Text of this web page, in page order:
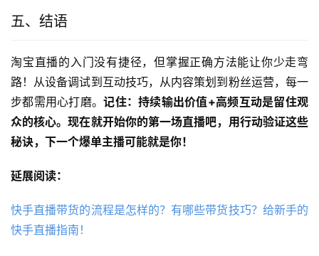
五、结语
淘宝直播的入门没有捷径，但掌握正确方法能让你少走弯
路！从设备调试到互动技巧，从内容策划到粉丝运营，每一
步都需用心打磨。记住：持续输出价值+高频互动是留住观
众的核心。现在就开始你的第一场直播吧，用行动验证这些
秘诀，下一个爆单主播可能就是你！
延展阅读：
快手直播带货的流程是怎样的？有哪些带货技巧？给新手的
快手直播指南！